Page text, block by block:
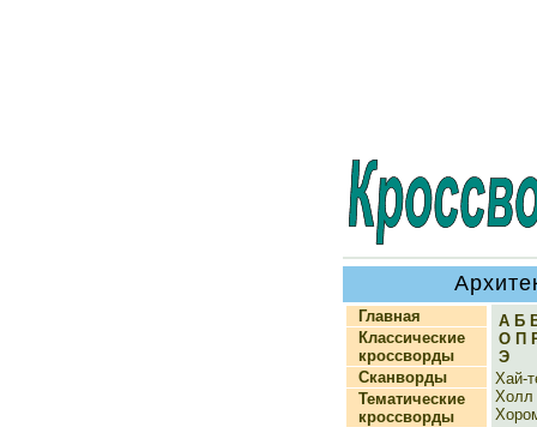
Главная
Классические
кроссворды
Сканворды
Тематические
кроссворды
А Б
О П
Э
Хай-
Холл